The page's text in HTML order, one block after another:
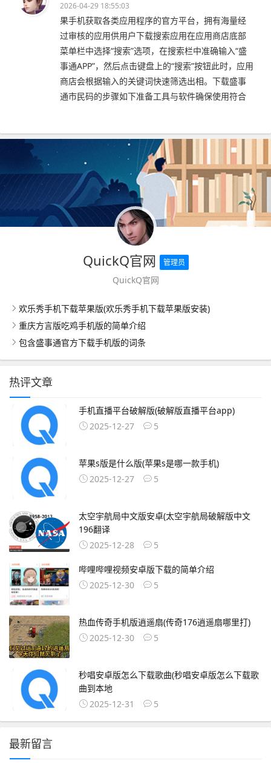
2026-04-29 18:55:03
果手机获取各类应用程序的官方平台，拥有海量经
过审核的应用供用户下载搜索应用在应用商店底部
菜单栏中选择“搜索”选项，在搜索栏中准确输入“盛
事通APP”，然后点击键盘上的“搜索”按钮此时，应用
商店会根据输入的关键词快速筛选出相。下载盛事
通市民码的步骤如下准备工具与软件确保使用符合
QuickQ官网 管理员
QuickQ官网
欢乐秀手机下载苹果版(欢乐秀手机下载苹果版安装)
重庆方言版吃鸡手机版的简单介绍
包含盛事通官方下载手机版的词条
热评文章
手机直播平台破解版(破解版直播平台app)
2025-12-27
5
苹果s版是什么版(苹果s是哪一款手机)
2025-12-27
5
太空宇航局中文版安卓(太空宇航局破解版中文
196翻译
2025-12-28
5
哔哩哔哩视频安卓版下载的简单介绍
2025-12-30
5
热血传奇手机版逍遥扇(传奇176逍遥扇哪里打)
2025-12-30
5
秒唱安卓版怎么下载歌曲(秒唱安卓版怎么下载歌
曲到本地
2025-12-31
5
最新留言